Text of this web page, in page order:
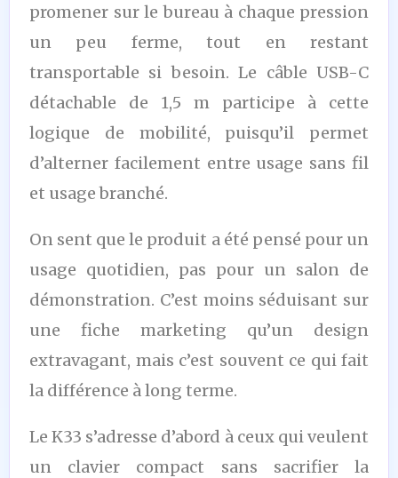
promener sur le bureau à chaque pression
un peu ferme, tout en restant
transportable si besoin. Le câble USB-C
détachable de 1,5 m participe à cette
logique de mobilité, puisqu’il permet
d’alterner facilement entre usage sans fil
et usage branché.
On sent que le produit a été pensé pour un
usage quotidien, pas pour un salon de
démonstration. C’est moins séduisant sur
une fiche marketing qu’un design
extravagant, mais c’est souvent ce qui fait
la différence à long terme.
Le K33 s’adresse d’abord à ceux qui veulent
un clavier compact sans sacrifier la